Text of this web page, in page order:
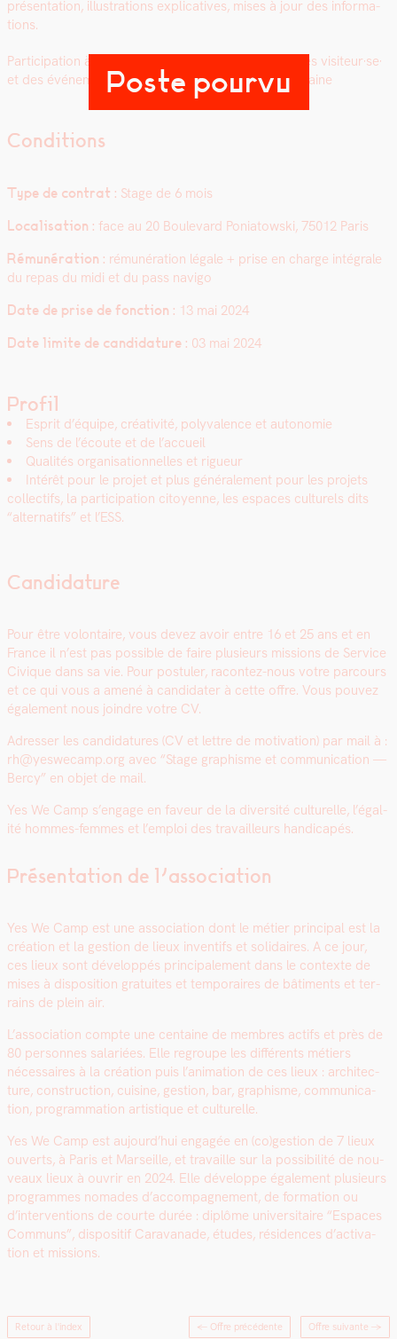
Poste pourvu
présen­ta­tion, illus­tra­tions explica­tives, mis­es à jour des infor­ma­
tions.
Par­tic­i­pa­tion à la vie quo­ti­di­enne du site : accueil des visiteur·se·
et des événe­ments, ser­vice au bar une fois par semaine
Conditions
Type de con­trat : Stage de 6 mois
Local­i­sa­tion : face au 20 Boule­vard Poni­a­tows­ki, 75012 Paris
Rémunéra­tion : rémunéra­tion légale + prise en charge inté­grale
du repas du midi et du pass nav­i­go
Date de prise de fonc­tion : 13 mai 2024
Date lim­ite de can­di­da­ture : 03 mai 2024
Profil
Esprit d’équipe, créa­tiv­ité, poly­va­lence et autonomie
Sens de l’écoute et de l’accueil
Qual­ités organ­i­sa­tion­nelles et rigueur
Intérêt pour le pro­jet et plus générale­ment pour les pro­jets
col­lec­tifs, la par­tic­i­pa­tion citoyenne, les espaces cul­turels dits
“alter­nat­ifs” et l’ESS.
Candidature
Pour être volon­taire, vous devez avoir entre 16 et 25 ans et en
France il n’est pas pos­si­ble de faire plusieurs mis­sions de Ser­vice
Civique dans sa vie. Pour pos­tuler, racon­tez-nous votre par­cours
et ce qui vous a amené à can­di­dater à cette offre. Vous pou­vez
égale­ment nous join­dre votre CV.
Adress­er les can­di­da­tures (CV et let­tre de moti­va­tion) par mail à :
rh@yeswecamp.org avec “Stage graphisme et com­mu­ni­ca­tion —
Bercy” en objet de mail.
Yes We Camp s’en­gage en faveur de la diver­sité cul­turelle, l’é­gal­
ité hommes-femmes et l’emploi des tra­vailleurs hand­i­capés.
Présentation de l’association
Yes We Camp est une asso­ci­a­tion dont le méti­er prin­ci­pal est la
créa­tion et la ges­tion de lieux inven­tifs et sol­idaires. A ce jour,
ces lieux sont dévelop­pés prin­ci­pale­ment dans le con­texte de
mis­es à dis­po­si­tion gra­tu­ites et tem­po­raires de bâti­ments et ter­
rains de plein air.
L’association compte une cen­taine de mem­bres act­ifs et près de
80 per­son­nes salariées. Elle regroupe les dif­férents métiers
néces­saires à la créa­tion puis l’animation de ces lieux : archi­tec­
ture, con­struc­tion, cui­sine, ges­tion, bar, graphisme, com­mu­ni­ca­
tion, pro­gram­ma­tion artis­tique et cul­turelle.
Yes We Camp est aujour­d’hui engagée en (co)gestion de 7 lieux
ouverts, à Paris et Mar­seille, et tra­vaille sur la pos­si­bil­ité de nou­
veaux lieux à ouvrir en 2024. Elle développe égale­ment plusieurs
pro­grammes nomades d’accompagnement, de for­ma­tion ou
d’interventions de courte durée : diplôme uni­ver­si­taire “Espaces
Com­muns”, dis­posi­tif Car­a­vanade, études, rési­dences d’ac­ti­va­
tion et mis­sions.
Retour à l'index ← Offre précédente Offre suivante →